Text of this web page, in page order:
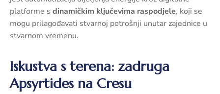
platforme s dinamičkim ključevima raspodjele, koji se
mogu prilagođavati stvarnoj potrošnji unutar zajednice u
stvarnom vremenu.
Iskustva s terena: zadruga
Apsyrtides na Cresu